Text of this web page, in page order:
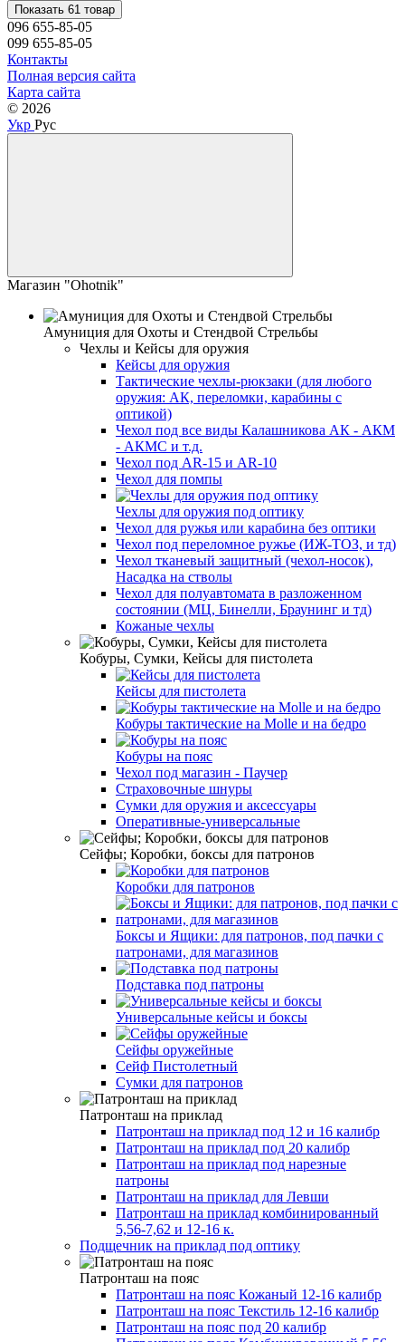
Показать 61 товар
096 655-85-05
099 655-85-05
Контакты
Полная версия сайта
Карта сайта
© 2026
Укр Рус
Магазин "Ohotnik"
Амуниция для Охоты и Стендвой Стрельбы
Чехлы и Кейсы для оружия
Кейсы для оружия
Тактические чехлы-рюкзаки (для любого
оружия: АК, переломки, карабины с
оптикой)
Чехол под все виды Калашникова АК - АКМ
- АКМС и т.д.
Чехол под AR-15 и AR-10
Чехол для помпы
Чехлы для оружия под оптику
Чехол для ружья или карабина без оптики
Чехол под переломное ружье (ИЖ-ТОЗ, и тд)
Чехол тканевый защитный (чехол-носок),
Насадка на стволы
Чехол для полуавтомата в разложенном
состоянии (МЦ, Бинелли, Браунинг и тд)
Кожаные чехлы
Кобуры, Сумки, Кейсы для пистолета
Кейсы для пистолета
Кобуры тактические на Molle и на бедро
Кобуры на пояс
Чехол под магазин - Паучер
Страховочные шнуры
Сумки для оружия и аксессуары
Оперативные-универсальные
Сейфы; Коробки, боксы для патронов
Коробки для патронов
Боксы и Ящики: для патронов, под пачки с
патронами, для магазинов
Подставка под патроны
Универсальные кейсы и боксы
Сейфы оружейные
Сейф Пистолетный
Сумки для патронов
Патронташ на приклад
Патронташ на приклад под 12 и 16 калибр
Патронташ на приклад под 20 калибр
Патронташ на приклад под нарезные
патроны
Патронташ на приклад для Левши
Патронташ на приклад комбинированный
5,56-7,62 и 12-16 к.
Подщечник на приклад под оптику
Патронташ на пояc
Патронташ на пояс Кожаный 12-16 калибр
Патронташ на пояс Текстиль 12-16 калибр
Патронташ на пояс под 20 калибр